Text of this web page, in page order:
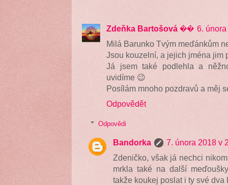
Zdeňka Bartošová �� 6.
Milá Barunko Tvým meďánkům
Jsou kouzelní, a jejich jména jim
Já jsem také podlehla a
uvidíme 😉
Posílám mnoho pozdravů a měj
Odpovědět
Odpovědi
Bandorka
7. února 2018 v
Zdeničko, však já nechci
mrkla také na další
takže koukej poslat i ty své dva